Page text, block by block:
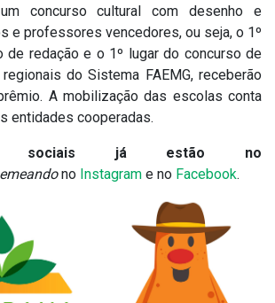
concurso cultural com desenho e
e professores vencedores, ou seja, o 1º
de redação e o 1º lugar do concurso de
do Sistema FAEMG, receberão
A mobilização das escolas conta
entidades cooperadas.
sociais já estão no
no Instagram e no Facebook.